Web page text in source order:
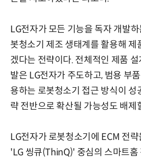
LG전자가 모든 기능을 독자 개발
봇청소기 제조 생태계를 활용해 제
겠다는 전략이다. 전체적인 제품
발은 LG전자가 주도하고, 범용 부
용하는 로봇청소기 접근 방식이 성
략 전반으로 확산될 가능성도 배제
LG전자가 로봇청소기에 ECM 전
'LG 씽큐(ThinQ)' 중심의 스마트홈